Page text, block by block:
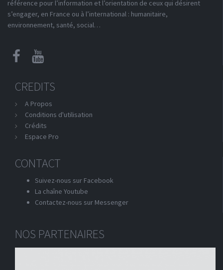
référence pour l’information et l’orientation de ceux qui désirent
s’engager, en France ou à l’international : humanitaire,
environnement, santé, social…
CREDITS
A Propos
Conditions d'utilisation
Crédits
Espace Pro
CONTACT
Suivez-nous sur Facebook
La chaîne Youtube
Contactez-nous sur Messenger
NOS PARTENAIRES